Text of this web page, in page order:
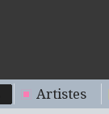
Artistes